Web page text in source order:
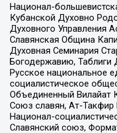
Национал-
Кубанской Духовно
Духовного Управления
Славянская Община
Духовная Семинария
Богодержавию, Таблиги
Русское национальное
социалистическое
Объединенный Вилайат
Союз славян, Ат-
Национал-
Славянский союз,